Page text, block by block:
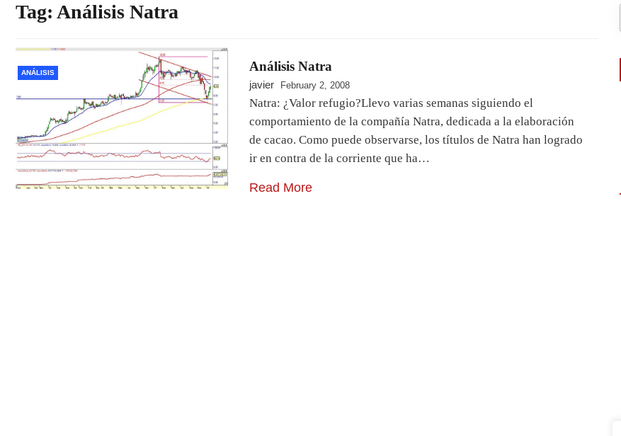
Tag: Análisis Natra
ANÁLISIS Análisis Natra
javier February 2, 2008
Natra: ¿Valor refugio?Llevo varias semanas siguiendo el
comportamiento de la compañía Natra, dedicada a la elaboración
de cacao. Como puede observarse, los títulos de Natra han logrado
ir en contra de la corriente que ha…
Read More